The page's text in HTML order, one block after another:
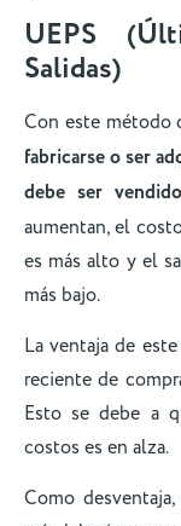
UEPS
Salidas)
Con este método
fabricarse o ser
debe ser
aumentan, el
es más alto y el
más bajo.
La ventaja de
reciente de
Esto se debe a
costos es en alza.
Como